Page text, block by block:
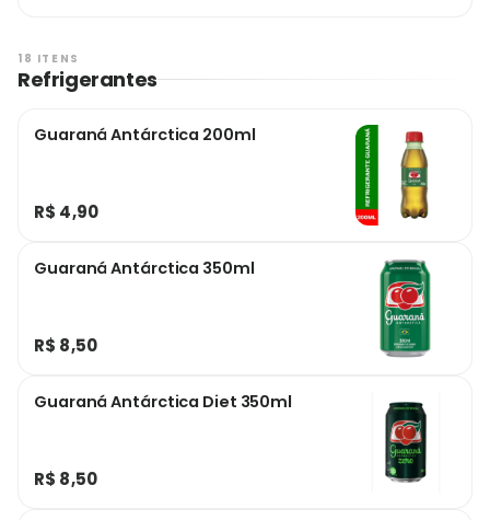
18 ITENS
Refrigerantes
Guaraná Antárctica 200ml
R$ 4,90
Guaraná Antárctica 350ml
R$ 8,50
Guaraná Antárctica Diet 350ml
R$ 8,50